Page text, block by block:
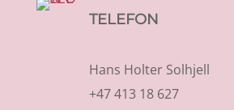
TELEFON
Hans Holter Solhjell
+47 413 18 627